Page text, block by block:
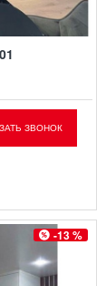
ЗВОНОК
-13 %